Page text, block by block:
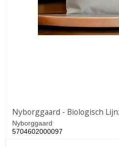
Nyborggaard - Biologisch
Nyborggaard
5704602000097